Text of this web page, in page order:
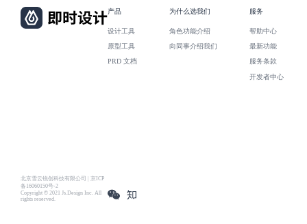
北京雪云锐创科技有限公司 | 京ICP
备16060150号-2
Copyright © 2021 Js.Design Inc. All
rights reserved.
产品
设计工具
原型工具
PRD 文档
为什么选我们
角色功能介绍
向同事介绍我们
服务
帮助中心
最新功能
服务条款
开发者中心